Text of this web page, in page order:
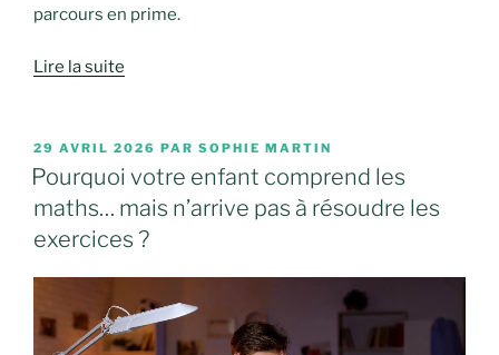
parcours en prime.
Lire la suite
PUBLIÉ
LE
29 AVRIL 2026 PAR SOPHIE MARTIN
Pourquoi votre enfant comprend les
maths… mais n’arrive pas à résoudre les
exercices ?